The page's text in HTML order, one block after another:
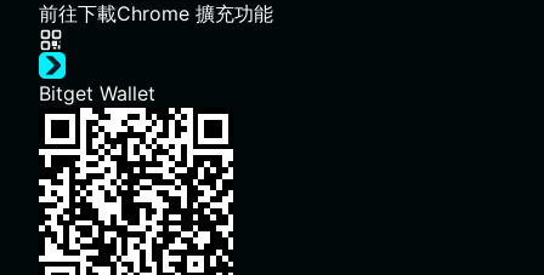
前往下載Chrome 擴充功能
Bitget Wallet